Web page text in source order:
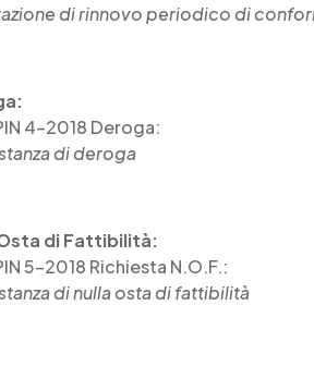
di rinnovo periodico di
4-2018 Deroga:
di deroga
di Fattibilità:
5-2018 Richiesta N.O.F.:
di nulla osta di fattibilità